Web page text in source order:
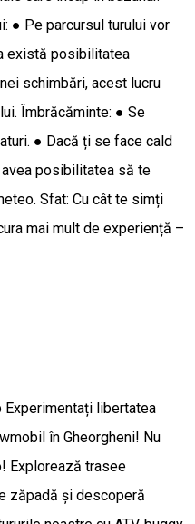
● Pe parcursul turului vor
există posibilitatea
schimbări, acest lucru
Îmbrăcăminte: ● Se
● Dacă ți se face cald
posibilitatea să te
Sfat: Cu cât te simți
mai mult de experiență –
Experimentați libertatea
în Gheorgheni! Nu
Explorează trasee
zăpadă și descoperă